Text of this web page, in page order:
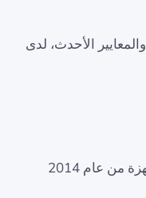
عند مقارنة 802.11ac مع 802.11ax والمعايير الأحدث، لدى
توافق واسع النطاق (معظم الأجهزة من عام 2014